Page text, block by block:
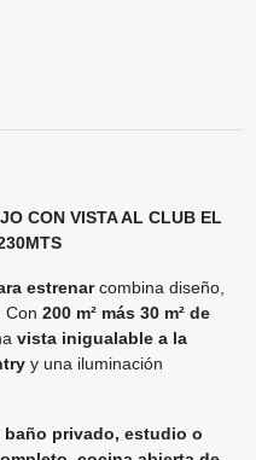
CON VISTA AL CLUB EL
estrenarcombina diseño,
Con 200 m² más 30 m² de
vista inigualable a la
y una iluminación
privado, estudio o